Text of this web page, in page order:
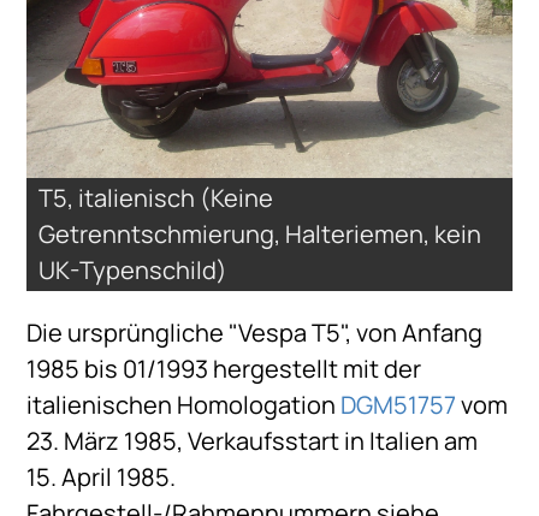
T5, italienisch (Keine
Getrenntschmierung, Halteriemen, kein
UK-Typenschild)
Die ursprüngliche "Vespa T5", von Anfang
1985 bis 01/1993 hergestellt mit der
italienischen Homologation DGM51757vom
23. März 1985, Verkaufsstart in Italien am
15. April 1985.